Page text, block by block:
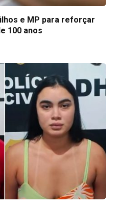
e MP para reforçar
100 anos